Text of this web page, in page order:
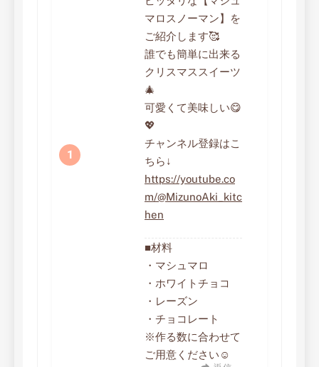
マロスノーマン】を
ご紹介します🥰
誰でも簡単に出来る
クリスマススイーツ
🎄
可愛くて美味しい😋
💖
チャンネル登録はこ
ちら↓
https://youtube.co
m/@MizunoAki_kitc
hen
■材料
・マシュマロ
・ホワイトチョコ
・レーズン
・チョコレート
※作る数に合わせて
ご用意ください☺️